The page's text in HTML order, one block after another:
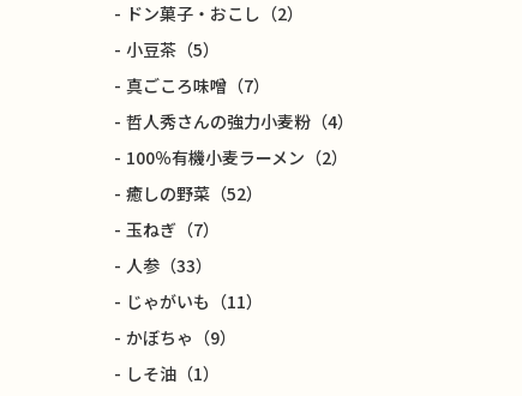
ドン菓子・おこし （2）
小豆茶 （5）
真ごころ味噌 （7）
哲人秀さんの強力小麦粉 （4）
100％有機小麦ラーメン （2）
癒しの野菜 （52）
玉ねぎ （7）
人参 （33）
じゃがいも （11）
かぼちゃ （9）
しそ油 （1）